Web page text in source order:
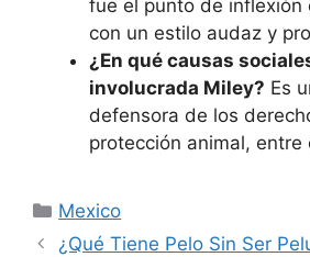
fue el punto de inflexión
con un estilo audaz y
¿En qué causas
involucrada Miley? Es
defensora de los
protección animal, entre
Categorías
Mexico
¿Qué Tiene Pelo Sin Ser